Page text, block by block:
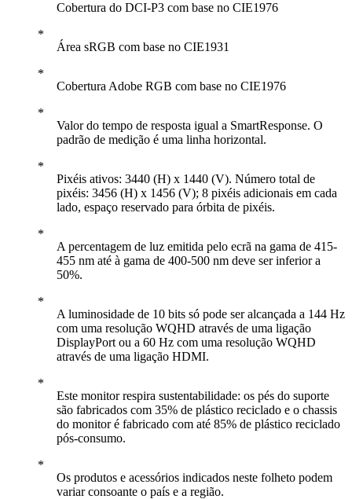
Cobertura do DCI-P3 com base no CIE1976
Área sRGB com base no CIE1931
Cobertura Adobe RGB com base no CIE1976
Valor do tempo de resposta igual a SmartResponse. O
padrão de medição é uma linha horizontal.
Pixéis ativos: 3440 (H) x 1440 (V). Número total de
pixéis: 3456 (H) x 1456 (V); 8 pixéis adicionais em cada
lado, espaço reservado para órbita de pixéis.
A percentagem de luz emitida pelo ecrã na gama de 415-
455 nm até à gama de 400-500 nm deve ser inferior a
50%.
A luminosidade de 10 bits só pode ser alcançada a 144 Hz
com uma resolução WQHD através de uma ligação
DisplayPort ou a 60 Hz com uma resolução WQHD
através de uma ligação HDMI.
Este monitor respira sustentabilidade: os pés do suporte
são fabricados com 35% de plástico reciclado e o chassis
do monitor é fabricado com até 85% de plástico reciclado
pós-consumo.
Os produtos e acessórios indicados neste folheto podem
variar consoante o país e a região.